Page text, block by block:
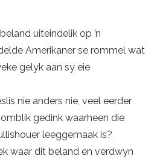
uiteindelik op ’n
Amerikaner se rommel wat
gelyk aan sy eie
nie anders nie, veel eerder
gedink waarheen die
leeggemaak is?
waar dit beland en verdwyn